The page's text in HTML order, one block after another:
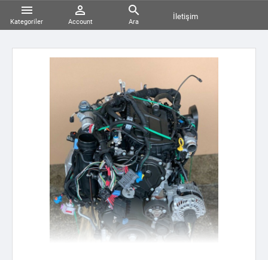

Kategoriler

Account

Ara
İletişim